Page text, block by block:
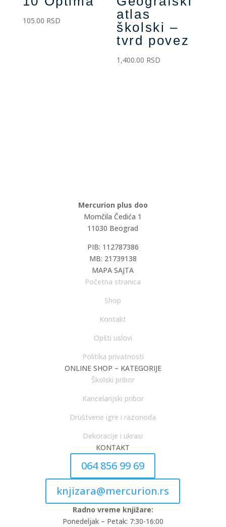
105.00 RSD
atlas
školski –
tvrd povez
1,400.00 RSD
Mercurion plus doo
Momčila Čedića 1
11030 Beograd
PIB: 112787386
MB: 21739138
MAPA SAJTA
Početna stranica
Shop
Kontakt
Opšti uslovi
Politika privatnosti
ONLINE SHOP – KATEGORIJE
Školski pribor
Kancelarijski pribor
Društvene igre i razonoda
Dekoracije i ukrasi
KONTAKT
064 856 99 69
knjizara@mercurion.rs
Radno vreme knjižare:
Ponedeljak – Petak: 7:30-16:00